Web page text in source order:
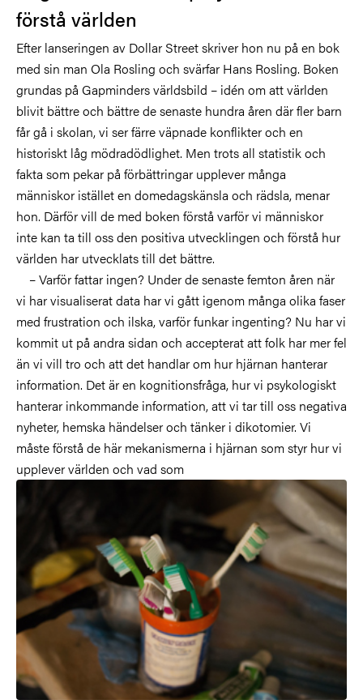
förstå världen
Efter lanseringen av Dollar Street skriver hon nu på en bok
med sin man Ola Rosling och svärfar Hans Rosling. Boken
grundas på Gapminders världsbild – idén om att världen
blivit bättre och bättre de senaste hundra åren där fler barn
får gå i skolan, vi ser färre väpnade konflikter och en
historiskt låg mödradödlighet. Men trots all statistik och
fakta som pekar på förbättringar upplever många
människor istället en domedagskänsla och rädsla, menar
hon. Därför vill de med boken förstå varför vi människor
inte kan ta till oss den positiva utvecklingen och förstå hur
världen har utvecklats till det bättre.
– Varför fattar ingen? Under de senaste femton åren när
vi har visualiserat data har vi gått igenom många olika faser
med frustration och ilska, varför funkar ingenting? Nu har vi
kommit ut på andra sidan och accepterat att folk har mer fel
än vi vill tro och att det handlar om hur hjärnan hanterar
information. Det är en kognitionsfråga, hur vi psykologiskt
hanterar inkommande information, att vi tar till oss negativa
nyheter, hemska händelser och tänker i dikotomier. Vi
måste förstå de här mekanismerna i hjärnan som styr hur vi
upplever världen och vad som